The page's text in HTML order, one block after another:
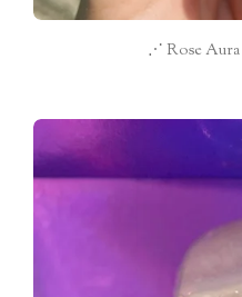
⋰ Rose